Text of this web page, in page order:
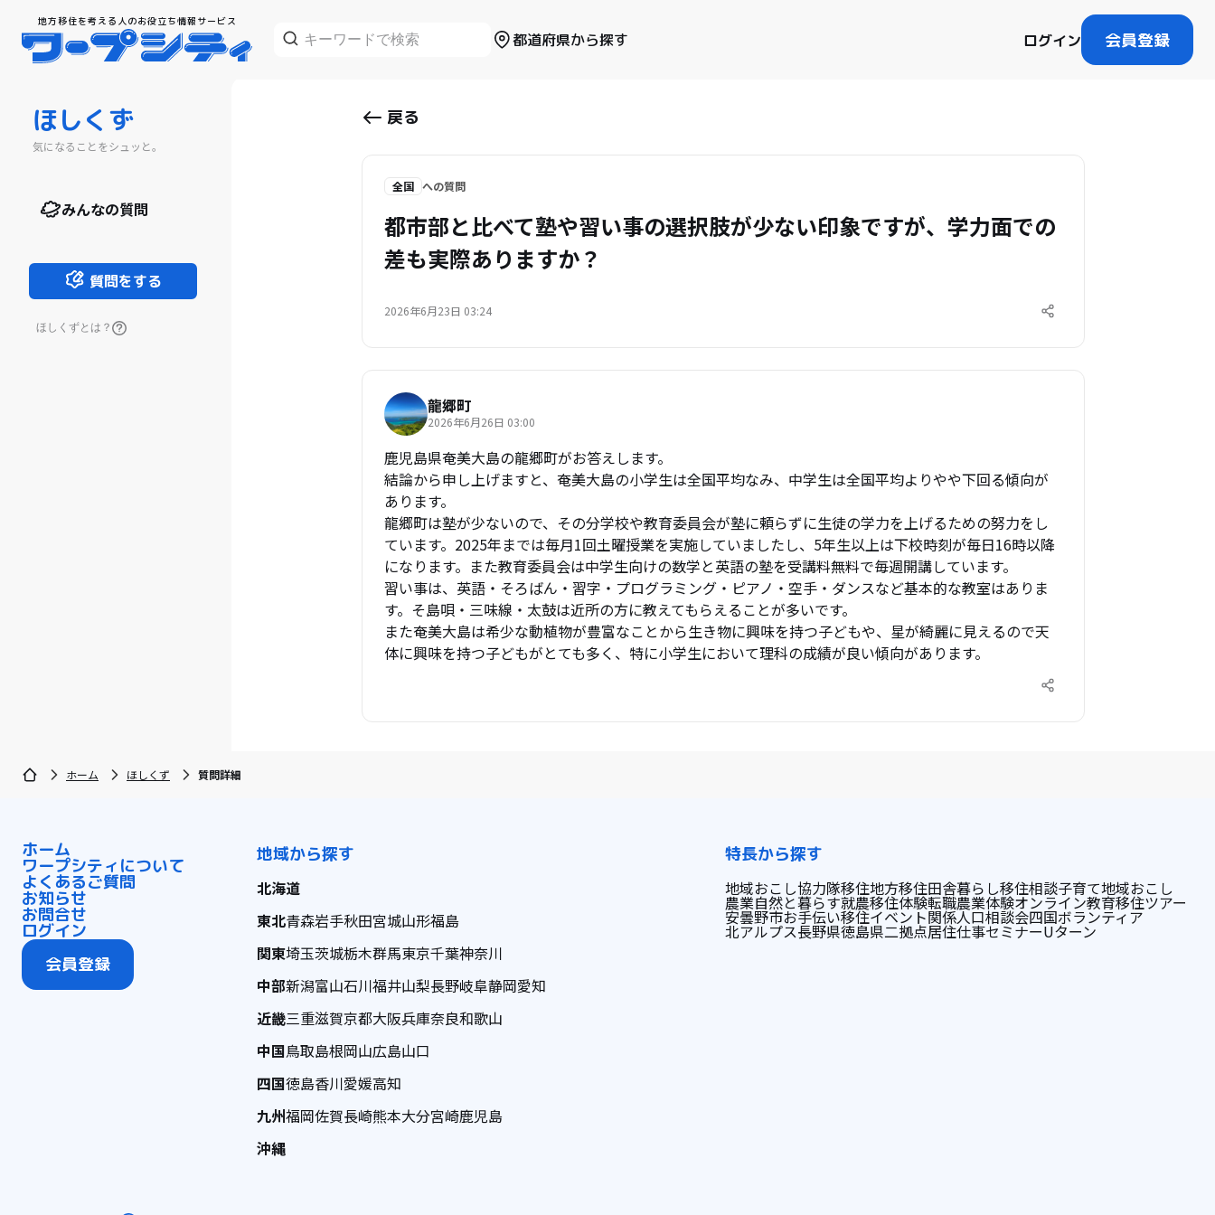
地方移住を考える人のお役立ち情報サービス
都道府県から探す ログイン 会員登録
ほしくず
気になることをシュッと。
みんなの質問
質問をする
ほしくずとは？
戻る
全国 への質問
都市部と比べて塾や習い事の選択肢が少ない印象ですが、学力面での
差も実際ありますか？
2026年6月23日 03:24
龍郷町
2026年6月26日 03:00
鹿児島県奄美大島の龍郷町がお答えします。
結論から申し上げますと、奄美大島の小学生は全国平均なみ、中学生は全国平均よりやや下回る傾向が
あります。
龍郷町は塾が少ないので、その分学校や教育委員会が塾に頼らずに生徒の学力を上げるための努力をし
ています。2025年までは毎月1回土曜授業を実施していましたし、5年生以上は下校時刻が毎日16時以降
になります。また教育委員会は中学生向けの数学と英語の塾を受講料無料で毎週開講しています。
習い事は、英語・そろばん・習字・プログラミング・ピアノ・空手・ダンスなど基本的な教室はありま
す。そ島唄・三味線・太鼓は近所の方に教えてもらえることが多いです。
また奄美大島は希少な動植物が豊富なことから生き物に興味を持つ子どもや、星が綺麗に見えるので天
体に興味を持つ子どもがとても多く、特に小学生において理科の成績が良い傾向があります。
ホーム ほしくず 質問詳細
ホーム
ワープシティについて
よくあるご質問
お知らせ
お問合せ
ログイン
会員登録
地域から探す
北海道
東北青森岩手秋田宮城山形福島
関東埼玉茨城栃木群馬東京千葉神奈川
中部新潟富山石川福井山梨長野岐阜静岡愛知
近畿三重滋賀京都大阪兵庫奈良和歌山
中国鳥取島根岡山広島山口
四国徳島香川愛媛高知
九州福岡佐賀長崎熊本大分宮崎鹿児島
沖縄
特長から探す
地域おこし協力隊移住地方移住田舎暮らし移住相談子育て地域おこし
農業自然と暮らす就農移住体験転職農業体験オンライン教育移住ツアー
安曇野市お手伝い移住イベント関係人口相談会四国ボランティア
北アルプス長野県徳島県二拠点居住仕事セミナーUターン